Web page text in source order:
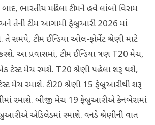
ભારતીય મહિલા ટીમને હવે લાંબો વિરામ
તેની ટીમ આગામી ફેબ્રુઆરી 2026 માં
તે સમયે, ટીમ ઈન્ડિયા ઓલ-ફોર્મેટ શ્રેણી માટે
આ પ્રવાસમાં, ટીમ ઈન્ડિયા ત્રણ T20 મેચ,
ટેસ્ટ મેચ રમશે. T20 શ્રેણી પહેલા શરૂ થશે,
મેચ રમાશે. ટી20 શ્રેણી 15 ફેબ્રુઆરીથી શરૂ
રમાશે. બીજી મેચ 19 ફેબ્રુઆરીએ કેનબેરામાં
એડિલેડમાં રમાશે. વનડે શ્રેણીની વાત